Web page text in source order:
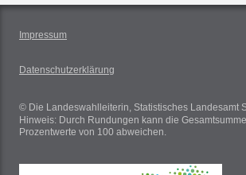
Impressum
Datenschutzerklärung
© Die Landeswahlleiterin, Statistisches Landesamt
Hinweis: Durch Rundungen kann die
Prozentwerte von 100 abweichen.